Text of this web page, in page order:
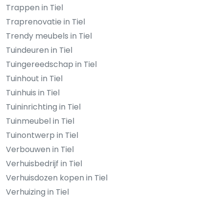
Trappen in Tiel
Traprenovatie in Tiel
Trendy meubels in Tiel
Tuindeuren in Tiel
Tuingereedschap in Tiel
Tuinhout in Tiel
Tuinhuis in Tiel
Tuininrichting in Tiel
Tuinmeubel in Tiel
Tuinontwerp in Tiel
Verbouwen in Tiel
Verhuisbedrijf in Tiel
Verhuisdozen kopen in Tiel
Verhuizing in Tiel